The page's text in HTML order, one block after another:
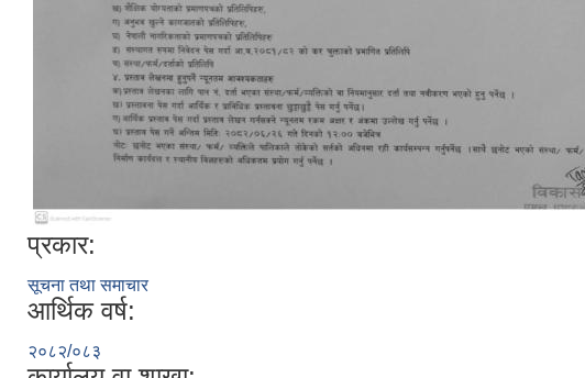
प्रकार:
सूचना तथा समाचार
आर्थिक वर्ष:
२०८२/०८३